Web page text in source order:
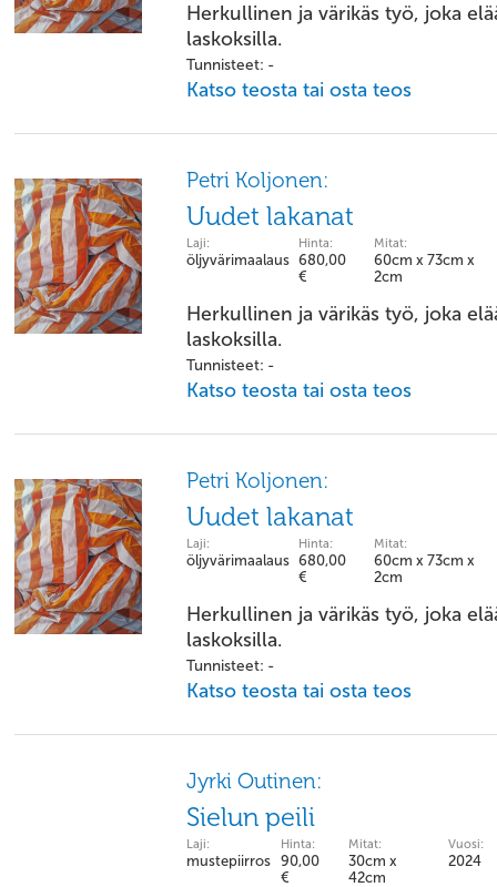
Herkullinen ja värikäs työ, joka
laskoksilla.
Tunnisteet: -
Katso teosta tai osta teos
Petri Koljonen:
Uudet lakanat
Laji:
öljyvärimaalaus
Hinta:
680,00
€
Mitat:
60cm x 73cm x
2cm
Herkullinen ja värikäs työ, joka
laskoksilla.
Tunnisteet: -
Katso teosta tai osta teos
Petri Koljonen:
Uudet lakanat
Laji:
öljyvärimaalaus
Hinta:
680,00
€
Mitat:
60cm x 73cm x
2cm
Herkullinen ja värikäs työ, joka
laskoksilla.
Tunnisteet: -
Katso teosta tai osta teos
Jyrki Outinen:
Sielun peili
Laji:
mustepiirros
Hinta:
90,00
€
Mitat:
30cm x
42cm
Vuosi:
2024